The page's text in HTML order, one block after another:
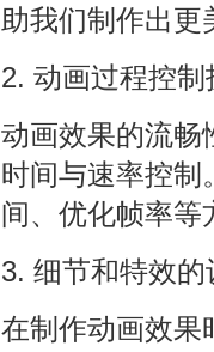
助我们制作出
2. 动画过程控制
动画效果的流畅
时间与速率控制
间、优化帧率等
3. 细节和特效的
在制作动画效果